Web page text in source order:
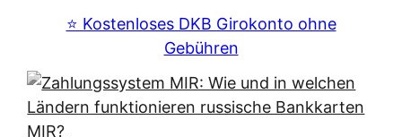
-
l
t
⭐️ Kostenloses DKB Girokonto ohne
Gebühren